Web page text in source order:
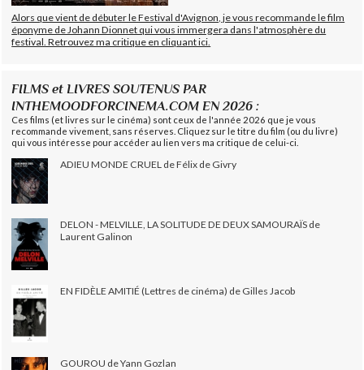
Alors que vient de débuter le Festival d'Avignon, je vous recommande le film
éponyme de Johann Dionnet qui vous immergera dans l'atmosphère du
festival. Retrouvez ma critique en cliquant ici.
FILMS et LIVRES SOUTENUS PAR
INTHEMOODFORCINEMA.COM EN 2026 :
Ces films (et livres sur le cinéma) sont ceux de l'année 2026 que je vous
recommande vivement, sans réserves. Cliquez sur le titre du film (ou du livre)
qui vous intéresse pour accéder au lien vers ma critique de celui-ci.
ADIEU MONDE CRUEL de Félix de Givry
DELON - MELVILLE, LA SOLITUDE DE DEUX SAMOURAÏS de
Laurent Galinon
EN FIDÈLE AMITIÉ (Lettres de cinéma) de Gilles Jacob
GOUROU de Yann Gozlan